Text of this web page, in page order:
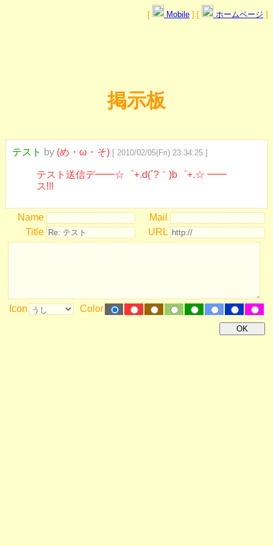
[ Mobile ] [ ホームページ ]
掲示板
テスト by (め・ω・そ) [ 2010/02/05(Fri) 23:34:25 ]
テスト送信デ━━☆゜+.d(´?｀)b゜+.☆ ━━
ス!!!
Name
Mail
Title
URL
Icon Color